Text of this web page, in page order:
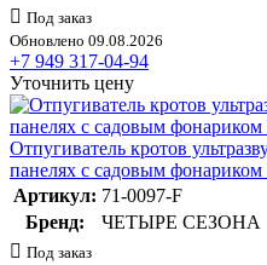
Под заказ
Обновлено 09.08.2026
+7 949 317-04-94
Уточнить цену
Отпугиватель кротов
панелях с садовым
Артикул: 71-0097-F
Бренд:
ЧЕТЫРЕ СЕЗОНА
Под заказ